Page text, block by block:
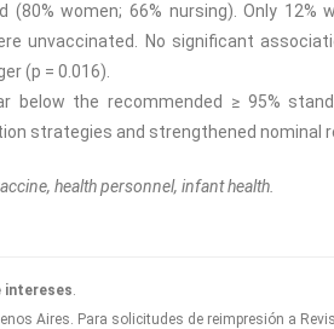
(80% women; 66% nursing). Only 12%
unvaccinated. No significant
(p = 0.016).
below the recommended ≥ 95%
strategies and strengthened nominal
health personnel, infant health.
intereses.
Aires. Para solicitudes de reimpresión a